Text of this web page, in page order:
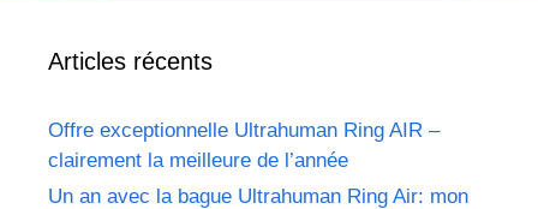
Articles récents
Offre exceptionnelle Ultrahuman Ring AIR –
clairement la meilleure de l’année
Un an avec la bague Ultrahuman Ring Air: mon